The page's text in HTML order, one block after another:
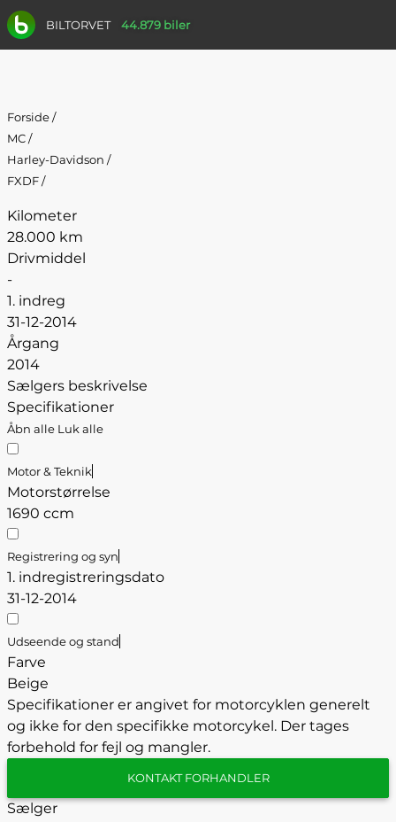
BILTORVET 44.879 biler
Forside/
MC/
Harley-Davidson /
FXDF/
Kilometer
28.000 km
Drivmiddel
-
1. indreg
31-12-2014
Årgang
2014
Sælgers beskrivelse
Specifikationer
Åbn alle Luk alle
Motor & Teknik
Motorstørrelse
1690 ccm
Registrering og syn
1. indregistreringsdato
31-12-2014
Udseende og stand
Farve
Beige
Specifikationer er angivet for motorcyklen generelt
og ikke for den specifikke motorcykel. Der tages
forbehold for fejl og mangler.
KONTAKT FORHANDLER
Sælger